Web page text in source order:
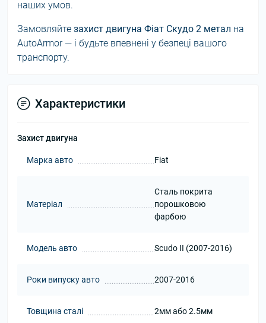
наших умов.
Замовляйте захист двигуна Фіат Скудо 2 метал на
AutoArmor — і будьте впевнені у безпеці вашого
транспорту.
Характеристики
Захист двигуна
Марка авто Fiat
Матеріал
Сталь покрита
порошковою
фарбою
Модель авто Scudo II (2007-2016)
Роки випуску авто 2007-2016
Товщина сталі 2мм або 2.5мм